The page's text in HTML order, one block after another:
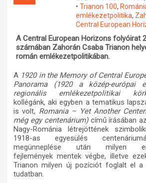
Műhelymunkák
• Trianon 100,
emlékezetpolitika,
Central European
A Central European Horizons folyóirat
számában Zahorán Csaba Trianon
román emlékezetpolitikában.
A 1920 in the Memory of Central
Panorama (1920 a közép-európai
regionális emlékezetpolitikai
kollégánk, aki egyben a tematikus
is volt, Romania – Yet Another
még egy centenárium)című írásában
Nagy-Románia létrejöttének
1918-as egyesülés
megünneplése után milyen
fejlemények mentek végbe, illetve
Trianon milyen új pozíciót foglalt el a
tudatban.